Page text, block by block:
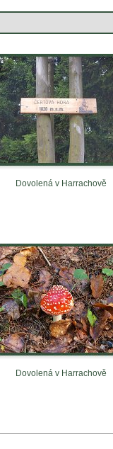
Dovolená v Harrachově
Dovolená v Harrachově